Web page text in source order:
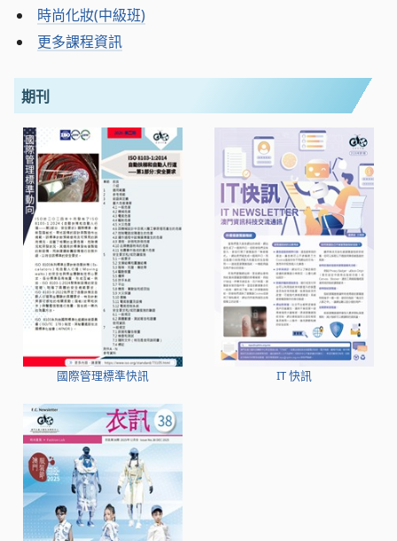
時尚化妝(中級班)
更多課程資訊
期刊
國際管理標準快訊 IT 快訊